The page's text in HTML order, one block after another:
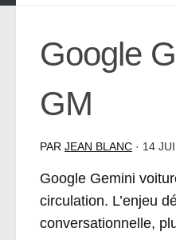
Google
GM
PAR JEAN BLANC · 14
Google Gemini
circulation. L’enjeu
conversationnelle,